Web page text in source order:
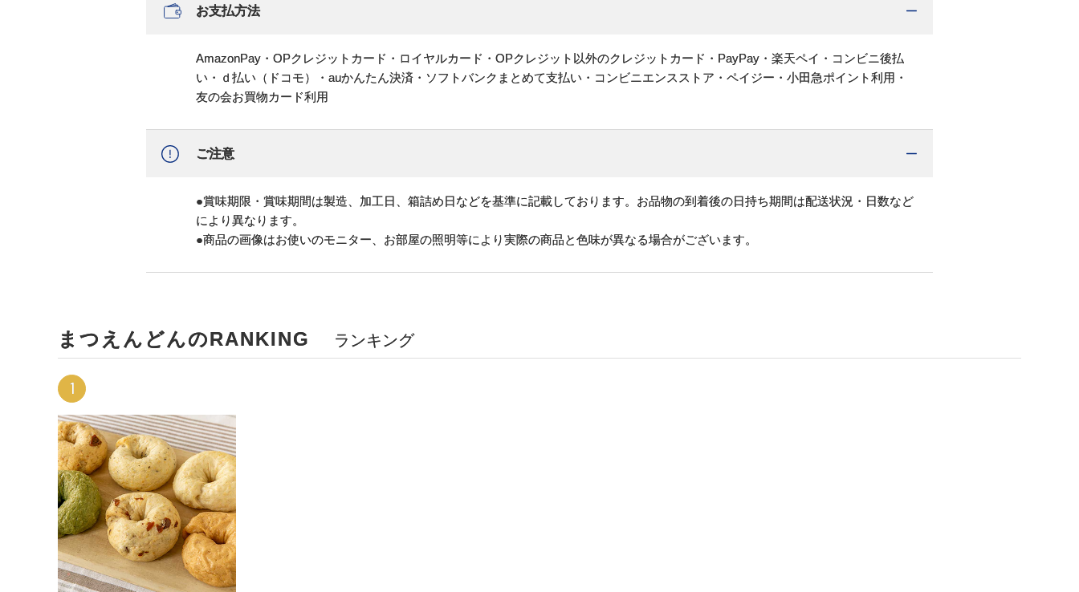
お支払方法
AmazonPay・OPクレジットカード・ロイヤルカード・OPクレジット以外のクレジットカード・PayPay・楽天ペイ・コンビニ後払
い・ｄ払い（ドコモ）・auかんたん決済・ソフトバンクまとめて支払い・コンビニエンスストア・ペイジー・小田急ポイント利用・
友の会お買物カード利用
ご注意
●賞味期限・賞味期間は製造、加工日、箱詰め日などを基準に記載しております。お品物の到着後の日持ち期間は配送状況・日数など
により異なります。
●商品の画像はお使いのモニター、お部屋の照明等により実際の商品と色味が異なる場合がございます。
まつえんどんのRANKING ランキング
1